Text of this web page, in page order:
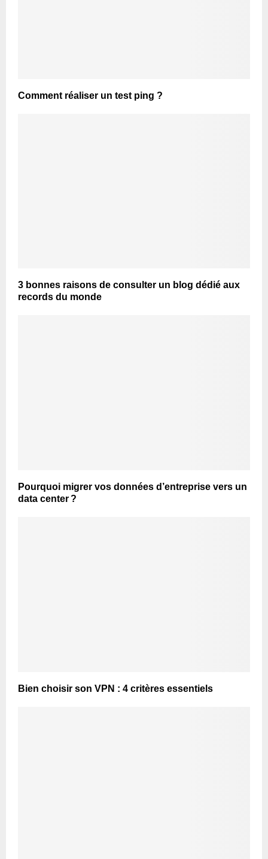
Comment réaliser un test ping ?
3 bonnes raisons de consulter un blog dédié aux
records du monde
Pourquoi migrer vos données d’entreprise vers un
data center ?
Bien choisir son VPN : 4 critères essentiels